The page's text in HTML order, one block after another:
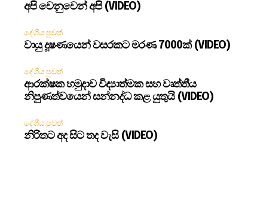
අපි වෙනුවෙන් අපි (VIDEO)
දේශීය පුවත්
වායු දූෂණයෙන් වසරකට මරණ 7000ක් (VIDEO)
දේශීය පුවත්
ආරක්ෂක හමුදාව විද්‍යාත්මක සහ වෘත්තීය
නිපුණත්වයෙන් සන්නද්ධ කළ යුතුයි (VIDEO)
දේශීය පුවත්
නිරිතට අද සිට තද වැසි (VIDEO)